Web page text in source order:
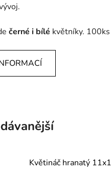
Květináč hranatý
černé i bílé květníky.